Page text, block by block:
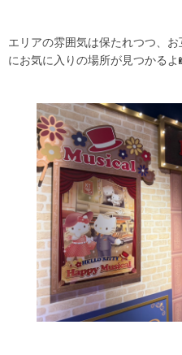
エリアの雰囲気は保たれつつ、
にお気に入りの場所が見つかるよ